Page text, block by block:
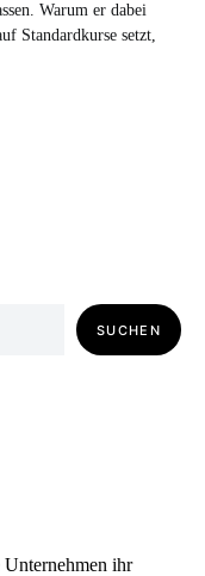
Warum er dabei
Standardkurse setzt,
SUCHEN
ihr